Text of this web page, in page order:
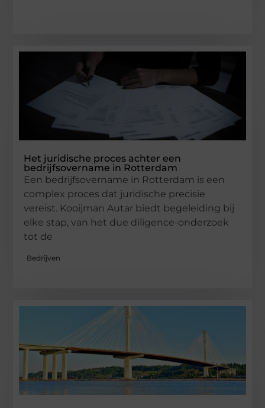
Het juridische proces achter een
bedrijfsovername in Rotterdam
Een bedrijfsovername in Rotterdam is een
complex proces dat juridische precisie
vereist. Kooijman Autar biedt begeleiding bij
elke stap, van het due diligence-onderzoek
tot de
Bedrijven